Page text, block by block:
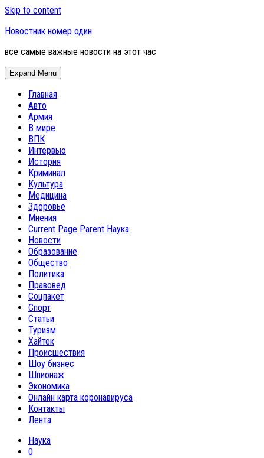
Skip to content
Новостник номер один
все самые важные новости на этот час
Expand Menu
Главная
Авто
Армия
В мире
ВПК
Интервью
История
Криминал
Культура
Медицина
Здоровье
Мнения
Current Page Parent Наука
Новости
Образование
Общество
Политика
Правовед
Соцпакет
Спорт
Статьи
Туризм
Хайтек
Происшествия
Шоу бизнес
Шпионаж
Экономика
Онлайн карта коронавируса
Контакты
Лента
Наука
0